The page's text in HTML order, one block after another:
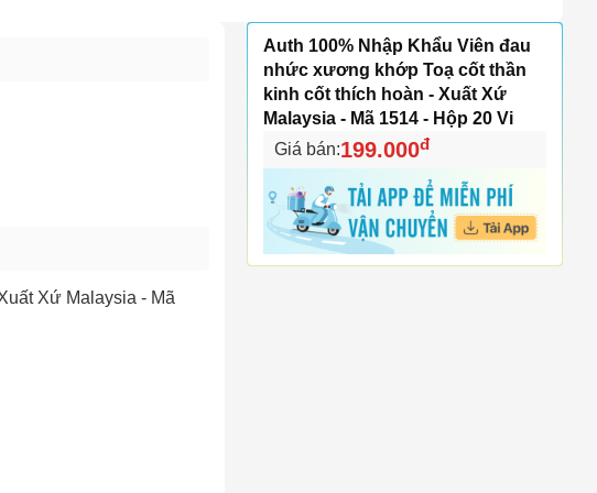
Xứ Malaysia - Mã
Auth 100% Nhập Khẩu Viên đau
nhức xương khớp Toạ cốt thần
kinh cốt thích hoàn - Xuất Xứ
Malaysia - Mã 1514 - Hộp 20 Vi
Giá bán:199.000đ